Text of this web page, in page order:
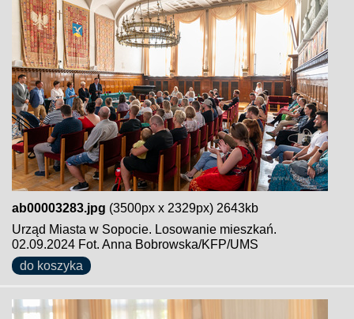
ab00003283.jpg (3500px x 2329px) 2643kb
Urząd Miasta w Sopocie. Losowanie mieszkań.
02.09.2024 Fot. Anna Bobrowska/KFP/UMS
do koszyka